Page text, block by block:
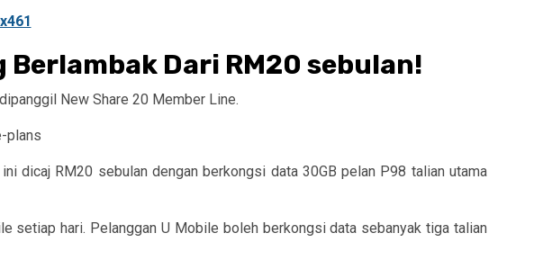
Dari RM20 sebulan!
New Share 20 Member Line.
dicaj RM20 sebulan dengan berkongsi data 30GB pelan P98 talian utama
setiap hari. Pelanggan U Mobile boleh berkongsi data sebanyak tiga talian